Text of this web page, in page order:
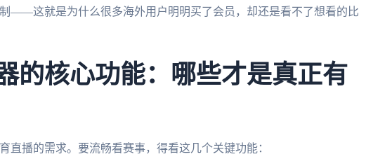
——这就是为什么很多海外用户明明买了会员，却还是看不了想看的比
的核心功能：哪些才是真正有
直播的需求。要流畅看赛事，得看这几个关键功能：